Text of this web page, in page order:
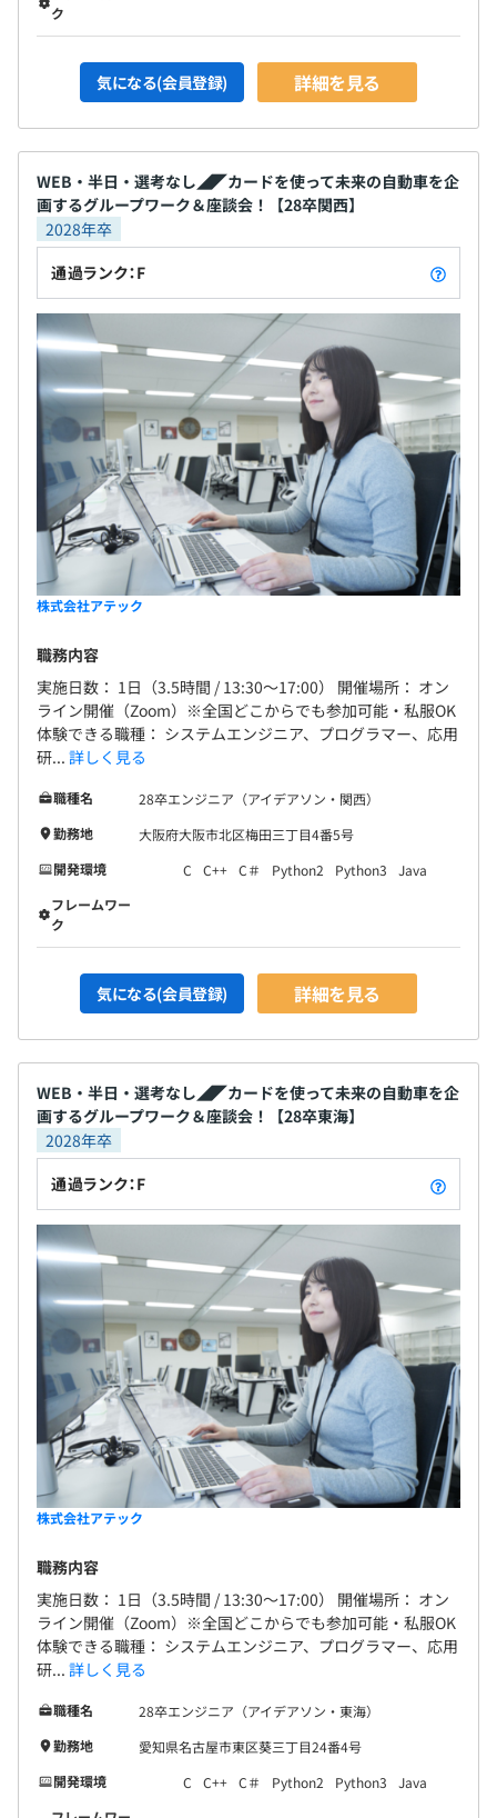
ク
気になる(会員登録) 詳細を見る
WEB・半日・選考なし◢◤カードを使って未来の自動車を企
画するグループワーク＆座談会！【28卒関西】
2028年卒
通過ランク：F
株式会社アテック
職務内容
実施日数： 1日（3.5時間 / 13:30～17:00） 開催場所： オン
ライン開催（Zoom）※全国どこからでも参加可能・私服OK
体験できる職種： システムエンジニア、プログラマー、応用
研... 詳しく見る
職種名
28卒エンジニア（アイデアソン・関西）
勤務地
大阪府大阪市北区梅田三丁目4番5号
開発環境
C C++ C＃ Python2 Python3
Java
フレームワー
ク
気になる(会員登録) 詳細を見る
WEB・半日・選考なし◢◤カードを使って未来の自動車を企
画するグループワーク＆座談会！【28卒東海】
2028年卒
通過ランク：F
株式会社アテック
職務内容
実施日数： 1日（3.5時間 / 13:30～17:00） 開催場所： オン
ライン開催（Zoom）※全国どこからでも参加可能・私服OK
体験できる職種： システムエンジニア、プログラマー、応用
研... 詳しく見る
職種名
28卒エンジニア（アイデアソン・東海）
勤務地
愛知県名古屋市東区葵三丁目24番4号
開発環境
C C++ C＃ Python2 Python3
Java